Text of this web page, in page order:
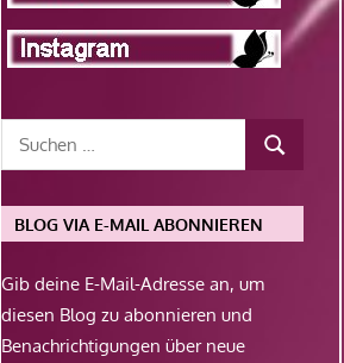
BLOG VIA E-MAIL ABONNIEREN
Gib deine E-Mail-Adresse an, um
diesen Blog zu abonnieren und
Benachrichtigungen über neue